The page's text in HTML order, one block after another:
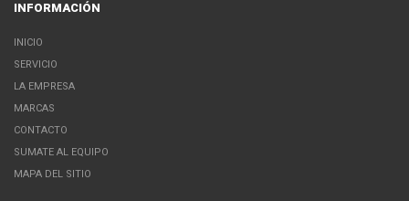
INFORMACIÓN
INICIO
SERVICIO
LA EMPRESA
MARCAS
CONTACTO
SUMATE AL EQUIPO
MAPA DEL SITIO